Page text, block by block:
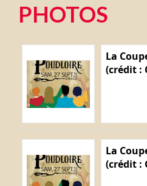
PHOTOS
La
(crédit :
La
(crédit :